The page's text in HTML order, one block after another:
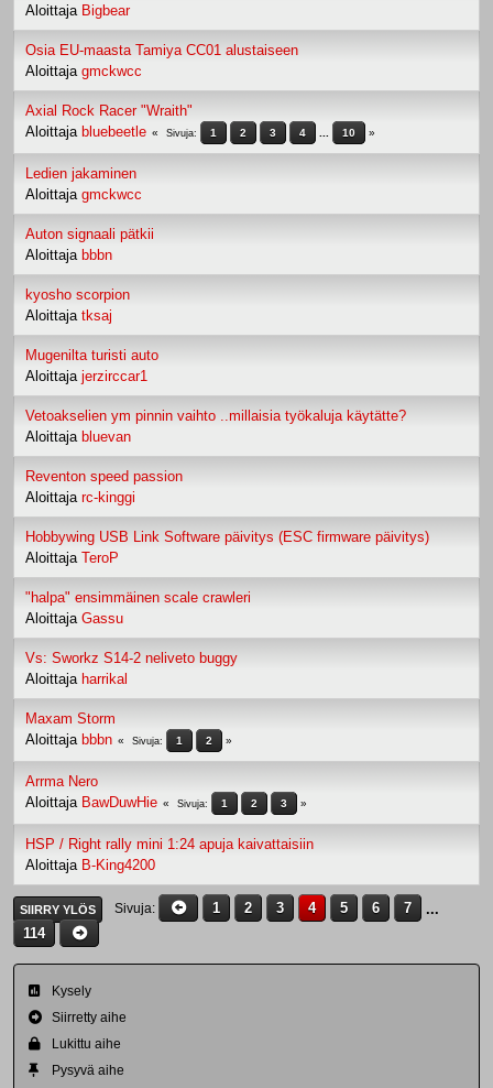
Aloittaja Bigbear
Osia EU-maasta Tamiya CC01 alustaiseen
Aloittaja gmckwcc
Axial Rock Racer "Wraith"
Aloittaja bluebeetle Sivuja 1 2 3 4 10
Ledien jakaminen
Aloittaja gmckwcc
Auton signaali pätkii
Aloittaja bbbn
kyosho scorpion
Aloittaja tksaj
Mugenilta turisti auto
Aloittaja jerzirccar1
Vetoakselien ym pinnin vaihto ..millaisia työkaluja käytätte?
Aloittaja bluevan
Reventon speed passion
Aloittaja rc-kinggi
Hobbywing USB Link Software päivitys (ESC firmware päivitys)
Aloittaja TeroP
"halpa" ensimmäinen scale crawleri
Aloittaja Gassu
Vs: Sworkz S14-2 neliveto buggy
Aloittaja harrikal
Maxam Storm
Aloittaja bbbn Sivuja 1 2
Arrma Nero
Aloittaja BawDuwHie Sivuja 1 2 3
HSP / Right rally mini 1:24 apuja kaivattaisiin
Aloittaja B-King4200
SIIRRY YLÖS Sivuja 1 2 3 4 5 6 7
...
114
Kysely
Siirretty aihe
Lukittu aihe
Pysyvä aihe